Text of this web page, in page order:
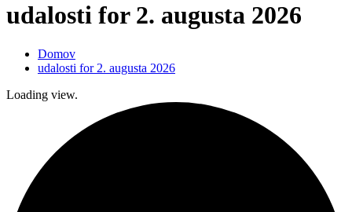
udalosti for 2. augusta 2026
Domov
udalosti for 2. augusta 2026
Loading view.